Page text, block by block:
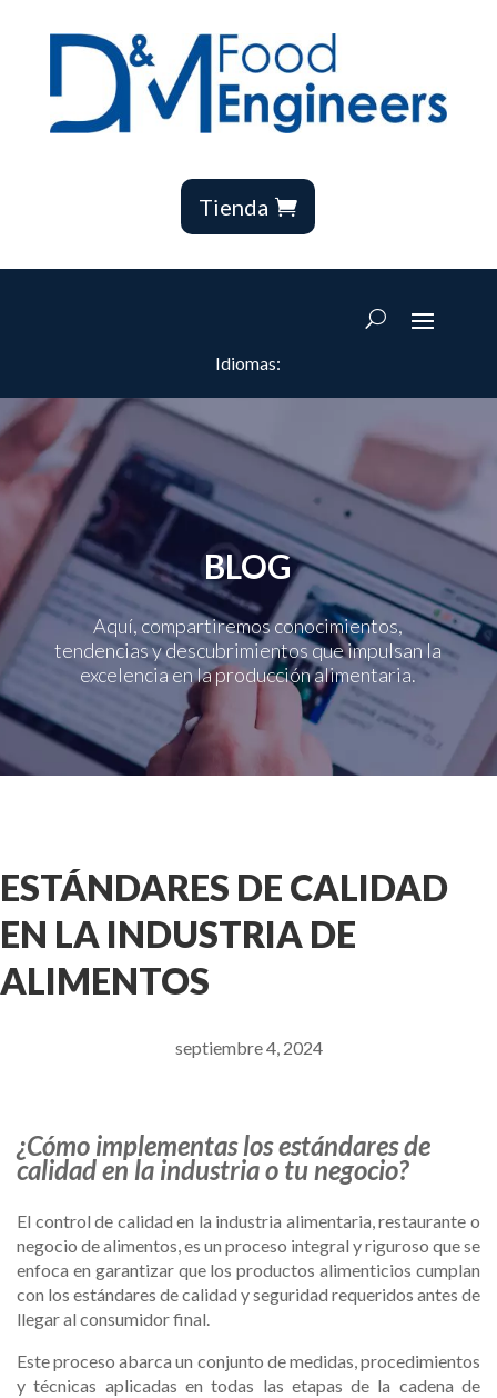
Tienda
Idiomas:
BLOG
Aquí, compartiremos conocimientos,
tendencias y descubrimientos que impulsan la
excelencia en la producción alimentaria.
ESTÁNDARES DE CALIDAD
EN LA INDUSTRIA DE
ALIMENTOS
septiembre 4, 2024
¿Cómo implementas los estándares de
calidad en la industria o tu negocio?
El control de calidad en la industria alimentaria, restaurante o
negocio de alimentos, es un proceso integral y riguroso que se
enfoca en garantizar que los productos alimenticios cumplan
con los estándares de calidad y seguridad requeridos antes de
llegar al consumidor final.
Este proceso abarca un conjunto de medidas, procedimientos
y técnicas aplicadas en todas las etapas de la cadena de